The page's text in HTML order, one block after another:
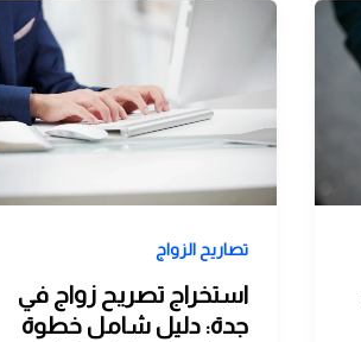
تصاريح الزواج
استخراج تصريح زواج في
جدة: دليل شامل خطوة